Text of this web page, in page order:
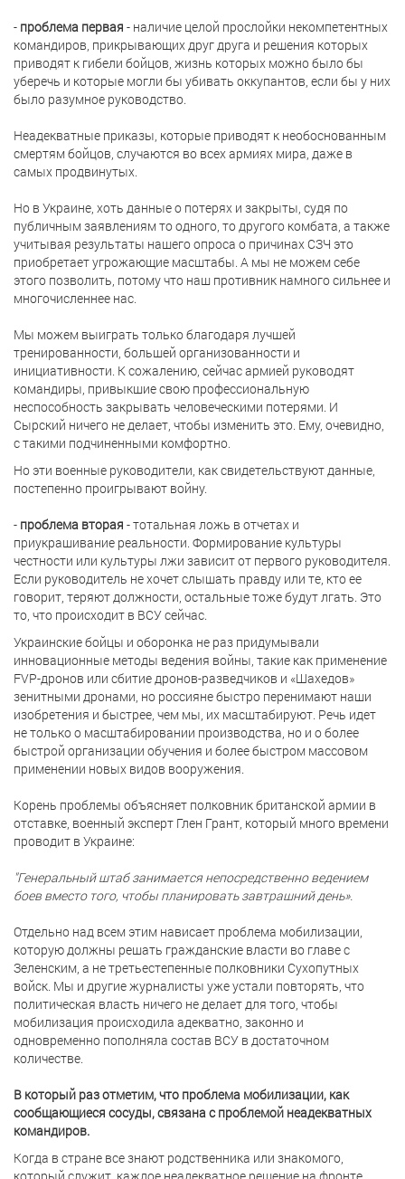
- проблема первая - наличие целой прослойки некомпетентных
командиров, прикрывающих друг друга и решения которых
приводят к гибели бойцов, жизнь которых можно было бы
уберечь и которые могли бы убивать оккупантов, если бы у них
было разумное руководство.
Неадекватные приказы, которые приводят к необоснованным
смертям бойцов, случаются во всех армиях мира, даже в
самых продвинутых.
Но в Украине, хоть данные о потерях и закрыты, судя по
публичным заявлениям то одного, то другого комбата, а также
учитывая результаты нашего опроса о причинах СЗЧ это
приобретает угрожающие масштабы. А мы не можем себе
этого позволить, потому что наш противник намного сильнее и
многочисленнее нас.
Мы можем выиграть только благодаря лучшей
тренированности, большей организованности и
инициативности. К сожалению, сейчас армией руководят
командиры, привыкшие свою профессиональную
неспособность закрывать человеческими потерями. И
Сырский ничего не делает, чтобы изменить это. Ему, очевидно,
с такими подчиненными комфортно.
Но эти военные руководители, как свидетельствуют данные,
постепенно проигрывают войну.
- проблема вторая - тотальная ложь в отчетах и
приукрашивание реальности. Формирование культуры
честности или культуры лжи зависит от первого руководителя.
Если руководитель не хочет слышать правду или те, кто ее
говорит, теряют должности, остальные тоже будут лгать. Это
то, что происходит в ВСУ сейчас.
Украинские бойцы и оборонка не раз придумывали
инновационные методы ведения войны, такие как применение
FVP-дронов или сбитие дронов-разведчиков и «Шахедов»
зенитными дронами, но россияне быстро перенимают наши
изобретения и быстрее, чем мы, их масштабируют. Речь идет
не только о масштабировании производства, но и о более
быстрой организации обучения и более быстром массовом
применении новых видов вооружения.
Корень проблемы объясняет полковник британской армии в
отставке, военный эксперт Глен Грант, который много времени
проводит в Украине:
"Генеральный штаб занимается непосредственно ведением
боев вместо того, чтобы планировать завтрашний день».
Отдельно над всем этим нависает проблема мобилизации,
которую должны решать гражданские власти во главе с
Зеленским, а не третьестепенные полковники Сухопутных
войск. Мы и другие журналисты уже устали повторять, что
политическая власть ничего не делает для того, чтобы
мобилизация происходила адекватно, законно и
одновременно пополняла состав ВСУ в достаточном
количестве.
В который раз отметим, что проблема мобилизации, как
сообщающиеся сосуды, связана с проблемой неадекватных
командиров.
Когда в стране все знают родственника или знакомого,